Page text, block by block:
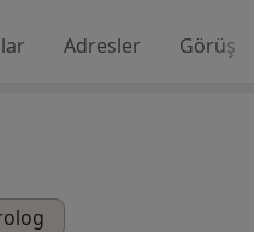
Adresler Görüş